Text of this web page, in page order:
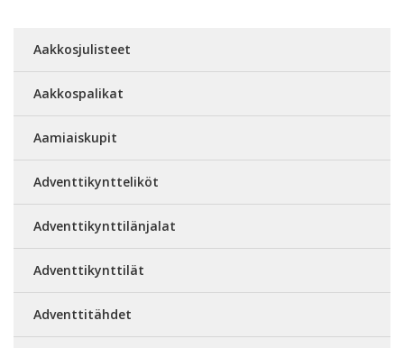
Aakkosjulisteet
Aakkospalikat
Aamiaiskupit
Adventtikyntteliköt
Adventtikynttilänjalat
Adventtikynttilät
Adventtitähdet